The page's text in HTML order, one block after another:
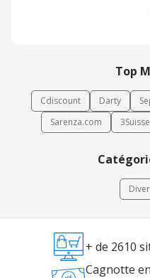
Top
Cdiscount Darty
Sarenza.com
+ de 2610
Cagnotte